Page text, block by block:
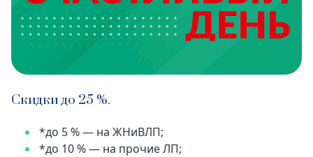
Скидки до 25 %.
*до 5 % — на ЖНиВЛП;
*до 10 % — на прочие ЛП;